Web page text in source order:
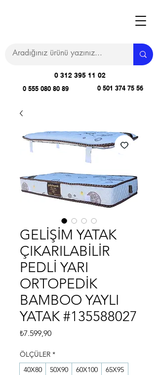
0 555 080 80 89
0 312 395 11 02
0 501 374 75 56
GELİŞİM YATAK
ÇIKARILABİLİR
PEDLİ YARI
ORTOPEDİK
BAMBOO YAYLI
YATAK #135588027
₺7.599,90Fiyat
ÖLÇÜLER *
40X80
50X90 60X100
65X95